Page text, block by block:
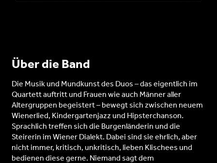
Über die Band
Die Musik und Mundkunst des Duos – das eigentlich im
Quartett auftritt und Frauen wie auch Männer aller
Altergruppen begeistert – bewegt sich zwischen neuem
Wienerlied, Kindergartenjazz und Hipsterchanson.
Sprachlich treffen sich die Burgenländerin und die
Steirerin im Wiener Dialekt. Dabei sind sie ehrlich, aber
nicht immer, kritisch, unkritisch, lieben Klischees und
bedienen diese gerne. Niemand sagt dem